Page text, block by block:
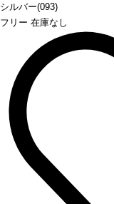
シルバー(093)
フリー 在庫なし